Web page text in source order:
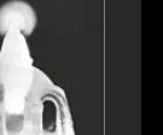
ركن الخيال